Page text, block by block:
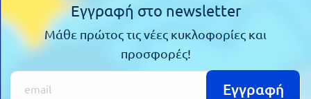
Εγγραφή στο newsletter
Μάθε πρώτος τις νέες κυκλοφορίες και
προσφορές!
Εγγραφή